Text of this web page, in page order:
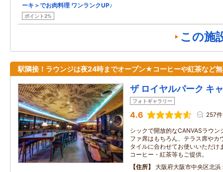
ーキ＞でお肉料理 ワンランクUP♪
ポイント2%
この施
駅隣接！ラウンジは夜24時までオープン★コーヒーや紅茶など
ザ ロイヤルパーク キ
フォトギャラリー
4.6 257件
シックで開放的なCANVASラウ
ファ席はもちろん、テラス席やカ
タイルに合わせてお使いいただけ
コーヒー・紅茶等もご提供。
住所
大阪府大阪市中央区北浜